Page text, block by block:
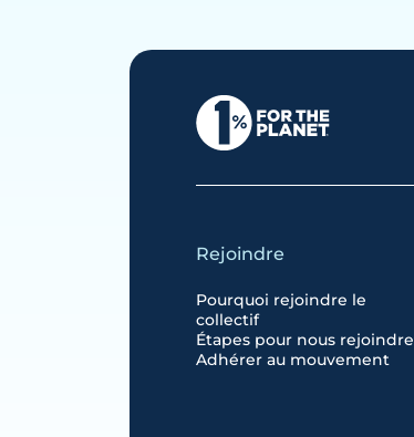
Rejoindre
Pourquoi rejoindre le
collectif
Étapes pour nous rejoindre
Adhérer au mouvement